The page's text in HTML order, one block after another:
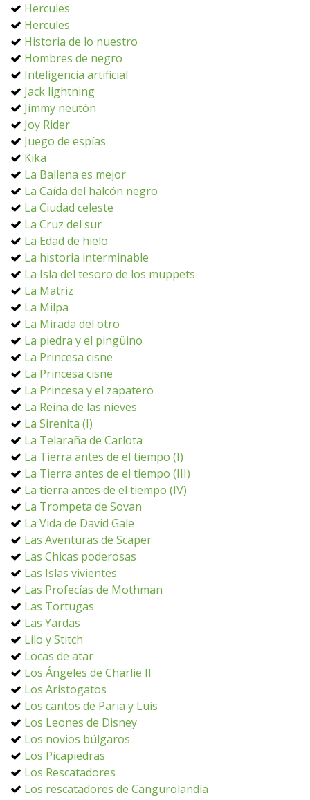
Hercules
Hercules
Historia de lo nuestro
Hombres de negro
Inteligencia artificial
Jack lightning
Jimmy neutón
Joy Rider
Juego de espías
Kika
La Ballena es mejor
La Caída del halcón negro
La Ciudad celeste
La Cruz del sur
La Edad de hielo
La historia interminable
La Isla del tesoro de los muppets
La Matriz
La Milpa
La Mirada del otro
La piedra y el pingüino
La Princesa cisne
La Princesa cisne
La Princesa y el zapatero
La Reina de las nieves
La Sirenita (I)
La Telaraña de Carlota
La Tierra antes de el tiempo (I)
La Tierra antes de el tiempo (III)
La tierra antes de el tiempo (IV)
La Trompeta de Sovan
La Vida de David Gale
Las Aventuras de Scaper
Las Chicas poderosas
Las Islas vivientes
Las Profecías de Mothman
Las Tortugas
Las Yardas
Lilo y Stitch
Locas de atar
Los Ángeles de Charlie II
Los Aristogatos
Los cantos de Paria y Luis
Los Leones de Disney
Los novios búlgaros
Los Picapiedras
Los Rescatadores
Los rescatadores de Cangurolandía